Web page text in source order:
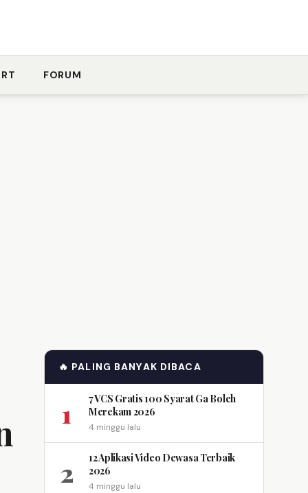
FORUM
🔥 PALING BANYAK DIBACA
1
7 VCS Gratis 100 Syarat Ga Boleh
Merekam 2026
4 minggu lalu
2
12 Aplikasi Video Dewasa Terbaik
2026
4 minggu lalu